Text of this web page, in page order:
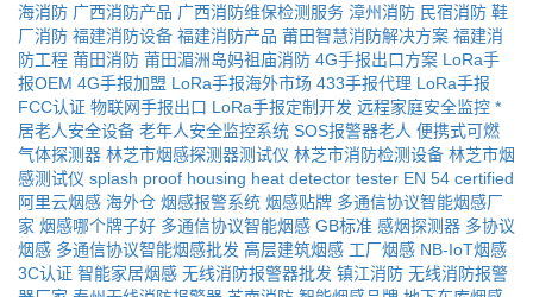
海消防 广西消防产品 广西消防维保检测服务 漳州消防 民宿消防 鞋
厂消防 福建消防设备 福建消防产品 莆田智慧消防解决方案 福建消
防工程 莆田消防 莆田湄洲岛妈祖庙消防 4G手报出口方案 LoRa手
报OEM 4G手报加盟 LoRa手报海外市场 433手报代理 LoRa手报
FCC认证 物联网手报出口 LoRa手报定制开发 远程家庭安全监控 *
居老人安全设备 老年人安全监控系统 SOS报警器老人 便携式可燃
气体探测器 林芝市烟感探测器测试仪 林芝市消防检测设备 林芝市烟
感测试仪 splash proof housing heat detector tester EN 54 certified
阿里云烟感 海外仓 烟感报警系统 烟感贴牌 多通信协议智能烟感厂
家 烟感哪个牌子好 多通信协议智能烟感 GB标准 感烟探测器 多协议
烟感 多通信协议智能烟感批发 高层建筑烟感 工厂烟感 NB-IoT烟感
3C认证 智能家居烟感 无线消防报警器批发 镇江消防 无线消防报警